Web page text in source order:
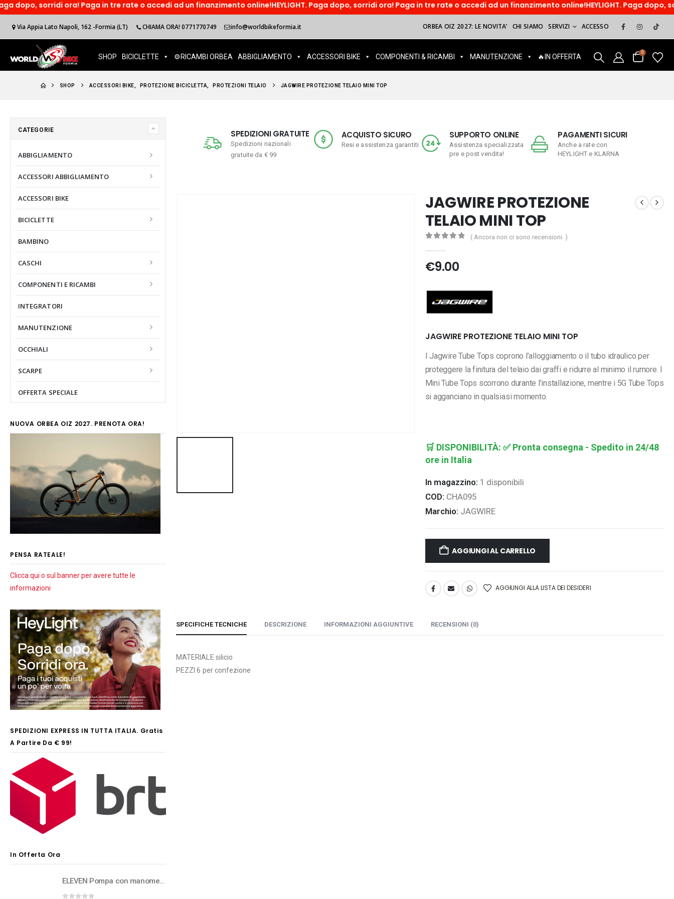
ora! Paga in tre rate o accedi ad un finanzimento online!HEYLIGHT. Paga dopo, sorridi ora! Paga in tre rate o accedi ad un finanzimento online!HEYLIGHT. Paga dopo,
Via Appia Lato Napoli, 162 -Formia (LT) CHIAMA ORA! 0771770749 info@worldbikeformia.it ORBEA OIZ 2027: LE NOVITA’ CHI SIAMO SERVIZI ACCESSO
SHOP BICICLETTE ⚙️RICAMBI ORBEA ABBIGLIAMENTO ACCESSORI BIKE COMPONENTI & RICAMBI MANUTENZIONE 🔥IN OFFERTA
0
SHOP ACCESSORI BIKE PROTEZIONE BICICLETTA PROTEZIONI TELAIO JAGWIRE PROTEZIONE TELAIO MINI TOP
SPEDIZIONI GRATUITE
Spedizioni nazionali
gratuite da € 99
ACQUISTO SICURO
Resi e assistenza garantiti
SUPPORTO ONLINE
Assistenza specializzata
pre e post vendita!
PAGAMENTI SICURI
Anche a rate con
HEYLIGHT e KLARNA
JAGWIRE PROTEZIONE
TELAIO MINI TOP
( Ancora non ci sono recensioni. )
€9.00
JAGWIRE PROTEZIONE TELAIO MINI TOP
I Jagwire Tube Tops coprono l’alloggiamento o il tubo idraulico per
proteggere la finitura del telaio dai graffi e ridurre al minimo il rumore. I
Mini Tube Tops scorrono durante l’installazione, mentre i 5G Tube Tops
si agganciano in qualsiasi momento.
🛒 DISPONIBILITÀ: ✅ Pronta consegna - Spedito in 24/48
ore in Italia
In magazzino: 1 disponibili
COD: CHA095
Marchio: JAGWIRE
AGGIUNGI AL CARRELLO
AGGIUNGI ALLA LISTA DEI DESIDERI
SPECIFICHE TECNICHE DESCRIZIONE INFORMAZIONI AGGIUNTIVE RECENSIONI (0)
MATERIALE silicio
PEZZI 6 per confezione
CATEGORIE
ABBIGLIAMENTO
ACCESSORI ABBIGLIAMENTO
ACCESSORI BIKE
BICICLETTE
BAMBINO
CASCHI
COMPONENTI E RICAMBI
INTEGRATORI
MANUTENZIONE
OCCHIALI
SCARPE
OFFERTA SPECIALE
NUOVA ORBEA OIZ 2027. PRENOTA ORA!
PENSA RATEALE!
Clicca qui o sul banner per avere tutte le
informazioni
SPEDIZIONI EXPRESS IN TUTTA ITALIA. Gratis
A Partire Da € 99!
In Offerta Ora
ELEVEN Pompa con manometro per forcelle e rear shock ad aria